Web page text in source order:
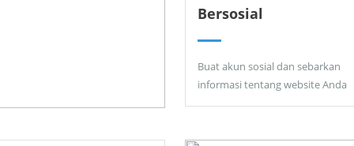
Bersosial
Buat akun sosial dan sebarkan
informasi tentang website Anda